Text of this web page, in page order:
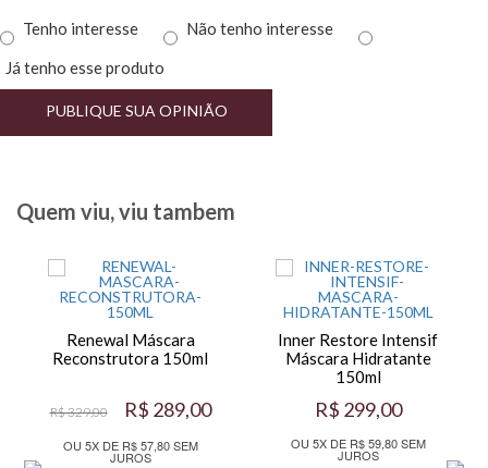
Tenho interesse
Não tenho interesse
Já tenho esse produto
PUBLIQUE SUA OPINIÃO
Quem viu, viu tambem
Renewal Máscara
Reconstrutora 150ml
R$ 329,00 R$ 289,00
OU 5X DE R$ 57,80 SEM
JUROS
Inner Restore Intensif
Máscara Hidratante
150ml
R$ 299,00
OU 5X DE R$ 59,80 SEM
JUROS